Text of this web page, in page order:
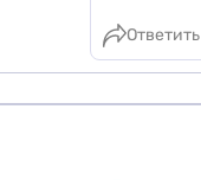
Ответить